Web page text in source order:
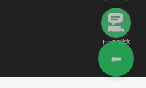
トークで注文
⬅